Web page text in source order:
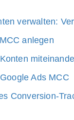
verwalten:
anlegen
Ads MCC
Conversion-